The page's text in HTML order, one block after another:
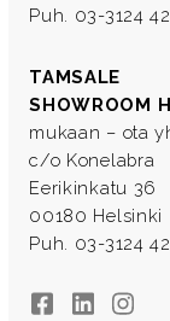
Puh. 03-3124
TAMSALE
SHOWROOM
mukaan – ota
c/o Konelabra
Eerikinkatu 36
00180 Helsinki
Puh. 03-3124
FacebookLinkedIn